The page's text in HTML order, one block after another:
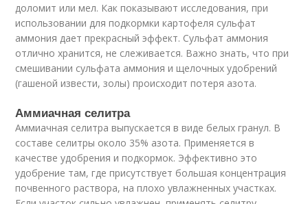
доломит или мел. Как показывают исследования, при
использовании для подкормки картофеля сульфат
аммония дает прекрасный эффект. Сульфат аммония
отлично хранится, не слеживается. Важно знать, что при
смешивании сульфата аммония и щелочных удобрений
(гашеной извести, золы) происходит потеря азота.
Аммиачная селитра
Аммиачная селитра выпускается в виде белых гранул. В
составе селитры около 35% азота. Применяется в
качестве удобрения и подкормок. Эффективно это
удобрение там, где присутствует большая концентрация
почвенного раствора, на плохо увлажненных участках.